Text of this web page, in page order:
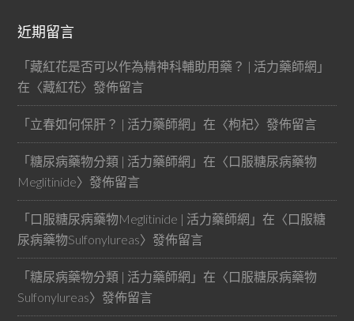
近期留言
「藏紅花是否可以作為精神科輔助用藥？ | 活力藥師網 」
在〈藏紅花〉發佈留言
「立春如何保肝？ | 活力藥師網 」在〈枸杞〉發佈留言
「糖尿病藥物分類 | 活力藥師網 」在〈口服糖尿病藥物
Meglitinide〉發佈留言
「口服糖尿病藥物Meglitinide | 活力藥師網 」在〈口服糖
尿病藥物Sulfonylureas〉發佈留言
「糖尿病藥物分類 | 活力藥師網 」在〈口服糖尿病藥物
Sulfonylureas〉發佈留言